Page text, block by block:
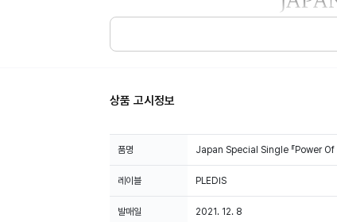
상품 고시정보
품명 Japan Special Single 『Power
레이블 PLEDIS
발매일 2021. 12. 8